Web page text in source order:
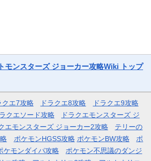
モンスターズ ジョーカー攻略Wiki トップ
クエ7攻略 ドラクエ8攻略
ドラクエ9攻略
クエソード攻略
ドラクエモンスターズ ジ
エモンスターズ ジョーカー2攻略
テリーの
ポケモンHGSS攻略 ポケモンBW攻略
ポ
ケモンダイパ攻略
ポケモン不思議のダンジ